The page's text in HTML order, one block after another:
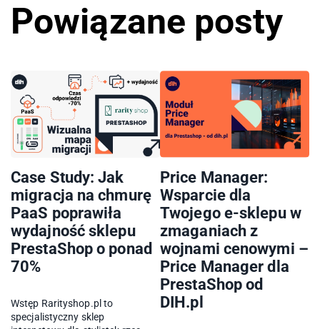
Powiązane posty
Case Study: Jak
migracja na chmurę
PaaS poprawiła
wydajność sklepu
PrestaShop o ponad
70%
Wstęp Rarityshop.pl to
specjalistyczny sklep
Price Manager:
Wsparcie dla
Twojego e-sklepu w
zmaganiach z
wojnami cenowymi –
Price Manager dla
PrestaShop od
DIH.pl